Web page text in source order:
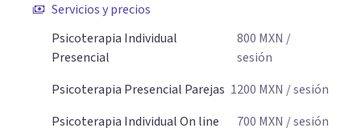
Servicios y precios
Psicoterapia Individual
Presencial
800 MXN /
sesión
Psicoterapia Presencial Parejas 1200 MXN / sesión
Psicoterapia Individual On line
700 MXN / sesión